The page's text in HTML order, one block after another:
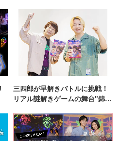
三四郎が早解きバトルに挑戦！
リアル謎解きゲームの舞台"錦糸